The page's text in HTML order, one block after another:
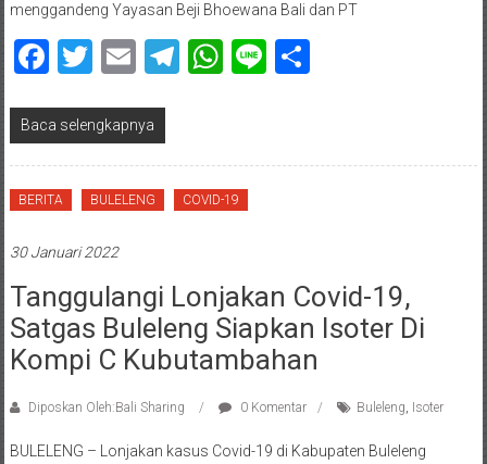
menggandeng Yayasan Beji Bhoewana Bali dan PT
Facebook
Twitter
EmailTelegram
WhatsApp
LineShare
Baca selengkapnya
BERITA BULELENG COVID-19
30 Januari 2022
Tanggulangi Lonjakan Covid-19,
Satgas Buleleng Siapkan Isoter Di
Kompi C Kubutambahan
Diposkan Oleh:Bali Sharing 0 Komentar Buleleng, Isoter
BULELENG – Lonjakan kasus Covid-19 di Kabupaten Buleleng